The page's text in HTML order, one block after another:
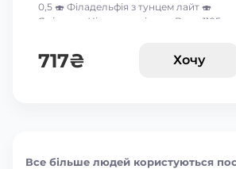
0,5 🍣 Філадельфія з тунцем лайт 🍣
Ямірол 🍣 Чіз рол з огірком Вага: 1105 г
собою не сумуються ☝🏻
717₴ Хочу
Все більше людей користуються